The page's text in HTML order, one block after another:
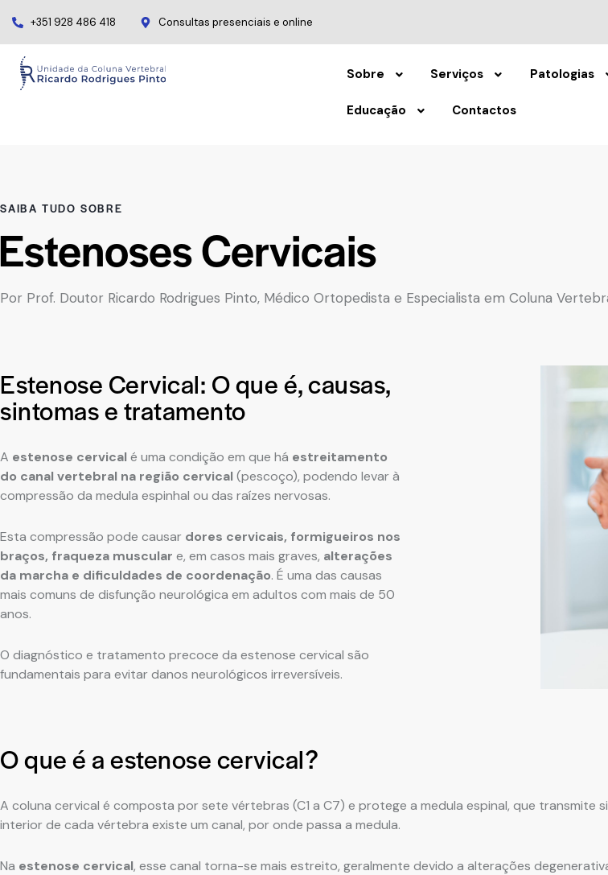
+351 928 486 418 Consultas presenciais e online
Sobre Serviços Patologias
Educação Contactos
SAIBA TUDO SOBRE
Cervicais
Por Prof. Doutor Ricardo Rodrigues Pinto, Médico Ortopedista e Especialista em Coluna
Estenose Cervical: O que é, causas,
sintomas e tratamento
A estenose cervicalé uma condição em que há estreitamento
do canal vertebral na região cervical(pescoço), podendo levar à
compressão da medula espinhal ou das raízes nervosas.
Esta compressão pode causar dores cervicais, formigueiros nos
braços, fraqueza muscular e, em casos mais graves, alterações
da marcha e dificuldades de coordenação. É uma das causas
mais comuns de disfunção neurológica em adultos com mais de 50
anos.
O diagnóstico e tratamento precoce da estenose cervical são
fundamentais para evitar danos neurológicos irreversíveis.
O que é a estenose cervical?
A coluna cervical é composta por sete vértebras (C1 a C7) e protege a medula espinal, que transmite
interior de cada vértebra existe um canal, por onde passa a medula.
Na estenose cervical, esse canal torna-se mais estreito, geralmente devido a alterações